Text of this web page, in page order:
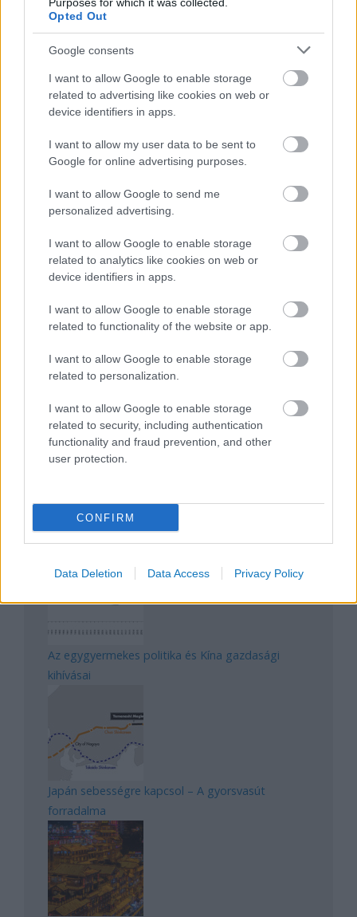
Opted Out
Google consents
I want to allow Google to enable storage
related to advertising like cookies on web or
device identifiers in apps.
I want to allow my user data to be sent to
Google for online advertising purposes.
I want to allow Google to send me
personalized advertising.
I want to allow Google to enable storage
related to analytics like cookies on web or
device identifiers in apps.
I want to allow Google to enable storage
related to functionality of the website or app.
I want to allow Google to enable storage
related to personalization.
I want to allow Google to enable storage
related to security, including authentication
functionality and fraud prevention, and other
user protection.
CONFIRM
Data Deletion Data Access Privacy Policy
A közlekedés mérföldkövei
A világ legveszélyesebb migrációs útvonalai: A
Közép-Mediterrán útvonal, A Darién-régió és az
Indiai-óceáni út
Manaus: a dzsungel szívének városa
Magyarország rejtett gyöngyszemei
Mik alakítják a gondolkodásod? Avagy a kognitív
torzítások
Az egygyermekes politika és Kína gazdasági
kihívásai
Japán sebességre kapcsol – A gyorsvasút
forradalma